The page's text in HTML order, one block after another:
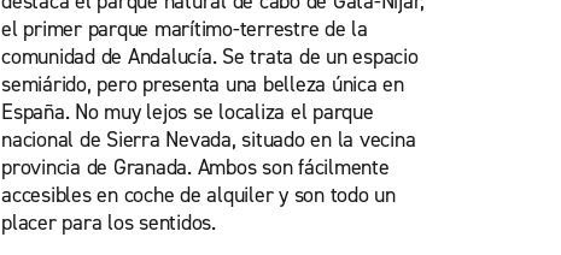
el primer parque marítimo-terrestre de la
comunidad de Andalucía. Se trata de un espacio
semiárido, pero presenta una belleza única en
España. No muy lejos se localiza el parque
nacional de Sierra Nevada, situado en la vecina
provincia de Granada. Ambos son fácilmente
accesibles en coche de alquiler y son todo un
placer para los sentidos.